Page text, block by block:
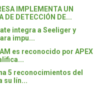
IMPLEMENTA UN
DE DETECCIÓN DE...
integra a Seeliger y
impu...
es reconocido por APEX
5 reconocimientos del
su lín...